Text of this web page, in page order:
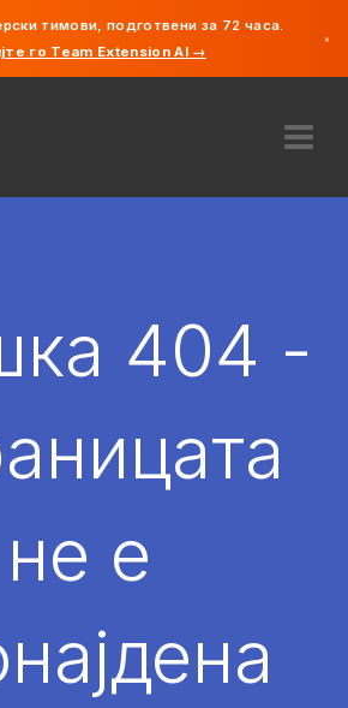
тимови, подготвени за 72 часа.
го Team Extension AI →
×
404 -
не е